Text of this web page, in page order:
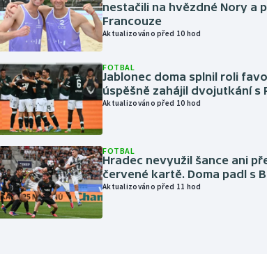
nestačili na hvězdné Nory a
Francouze
Aktualizováno před 10 hod
FOTBAL
Jablonec doma splnil roli
úspěšně zahájil dvojutkání s
Aktualizováno před 10 hod
FOTBAL
Hradec nevyužil šance ani
červené kartě. Doma padl s
Aktualizováno před 11 hod